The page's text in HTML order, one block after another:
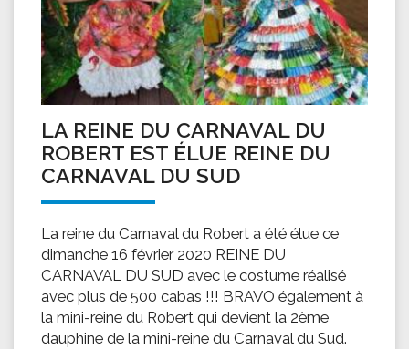
LA REINE DU CARNAVAL DU
ROBERT EST ÉLUE REINE DU
CARNAVAL DU SUD
La reine du Carnaval du Robert a été élue ce
dimanche 16 février 2020 REINE DU
CARNAVAL DU SUD avec le costume réalisé
avec plus de 500 cabas !!! BRAVO également à
la mini-reine du Robert qui devient la 2ème
dauphine de la mini-reine du Carnaval du Sud.